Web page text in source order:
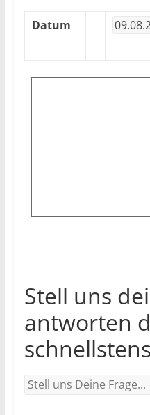
Datum
Stell uns
antworten